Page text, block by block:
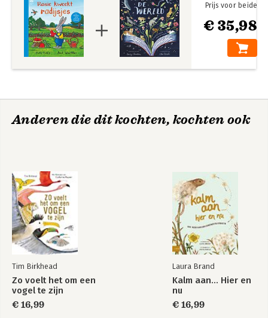
€ 35,98
Prijs voor beide
Anderen die dit kochten, kochten ook
Tim Birkhead
Zo voelt het om een
vogel te zijn
€ 16,99
Laura Brand
Kalm aan… Hier en
nu
€ 16,99